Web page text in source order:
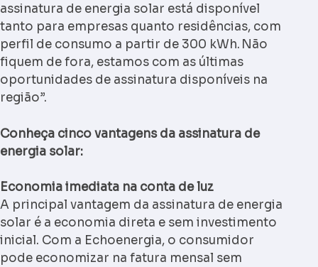
assinatura de energia solar está disponível
tanto para empresas quanto residências, com
perfil de consumo a partir de 300 kWh. Não
fiquem de fora, estamos com as últimas
oportunidades de assinatura disponíveis na
região”.
Conheça cinco vantagens da assinatura de
energia solar:
Economia imediata na conta de luz
A principal vantagem da assinatura de energia
solar é a economia direta e sem investimento
inicial. Com a Echoenergia, o consumidor
pode economizar na fatura mensal sem